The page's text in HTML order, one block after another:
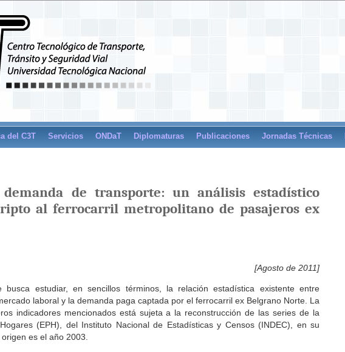
del C3T Servicios ONDaT Diplomaturas Publicaciones Jornadas Técnicas
de transporte: un análisis estadístico
al ferrocarril metropolitano de pasajeros ex
[Agosto de 2011]
estudiar, en sencillos términos, la relación estadística existente entre
laboral y la demanda paga captada por el ferrocarril ex Belgrano Norte. La
indicadores mencionados está sujeta a la reconstrucción de las series de la
(EPH), del Instituto Nacional de Estadísticas y Censos (INDEC), en su
es el año 2003.